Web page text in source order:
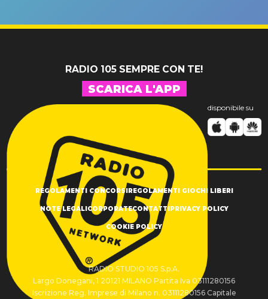
RADIO 105 SEMPRE CON TE!
SCARICA L'APP
disponibile su
REGOLAMENTI CONCORSIREGOLAMENTI GIOCHI LIBERI
NOTE LEGALICORPORATECONTATTIPRIVACY POLICY
COOKIE POLICY
RADIO STUDIO 105 S.p.A.
Largo Donegani, 1 20121 MILANO Partita Iva 03111280156
Iscrizione Reg. Imprese di Milano n. 03111280156 Capitale